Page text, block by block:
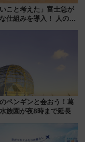
いこと考えた」富士急が
仕組みを導入！ 人のか
ペンギンと会おう！葛
族園が夜8時まで延長